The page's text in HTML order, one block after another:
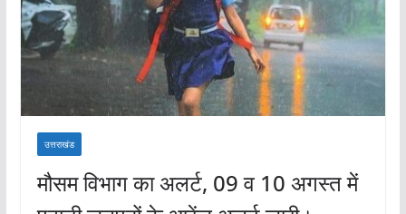
उत्तराखंड
मौसम विभाग का अलर्ट, 09 व 10 अगस्त में